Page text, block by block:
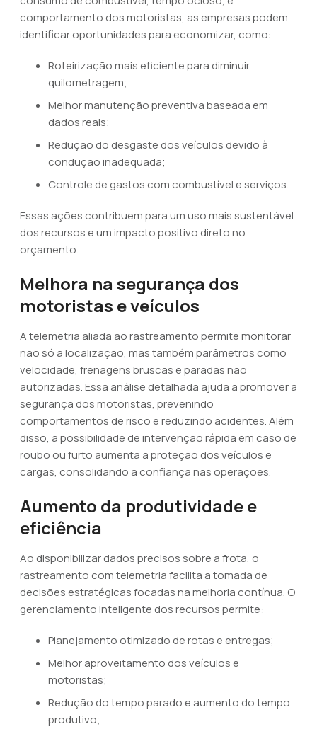
comportamento dos motoristas, as empresas podem
identificar oportunidades para economizar, como:
Roteirização mais eficiente para diminuir
quilometragem;
Melhor manutenção preventiva baseada em
dados reais;
Redução do desgaste dos veículos devido à
condução inadequada;
Controle de gastos com combustível e serviços.
Essas ações contribuem para um uso mais sustentável
dos recursos e um impacto positivo direto no
orçamento.
Melhora na segurança dos
motoristas e veículos
A telemetria aliada ao rastreamento permite monitorar
não só a localização, mas também parâmetros como
velocidade, frenagens bruscas e paradas não
autorizadas. Essa análise detalhada ajuda a promover a
segurança dos motoristas, prevenindo
comportamentos de risco e reduzindo acidentes. Além
disso, a possibilidade de intervenção rápida em caso de
roubo ou furto aumenta a proteção dos veículos e
cargas, consolidando a confiança nas operações.
Aumento da produtividade e
eficiência
Ao disponibilizar dados precisos sobre a frota, o
rastreamento com telemetria facilita a tomada de
decisões estratégicas focadas na melhoria contínua. O
gerenciamento inteligente dos recursos permite:
Planejamento otimizado de rotas e entregas;
Melhor aproveitamento dos veículos e
motoristas;
Redução do tempo parado e aumento do tempo
produtivo;